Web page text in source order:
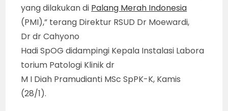
yang dilakukan di Palang Merah Indonesia
(PMI),” terang Direktur RSUD Dr Moewardi,
Dr dr Cahyono
Hadi SpOG didampingi Kepala Instalasi Labora
torium Patologi Klinik dr
M I Diah Pramudianti MSc SpPK-K, Kamis
(28/1).